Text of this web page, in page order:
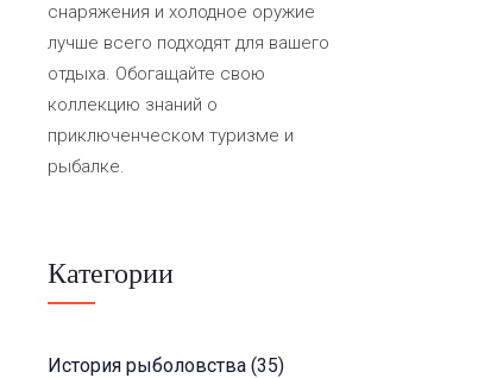
снаряжения и холодное оружие
лучше всего подходят для вашего
отдыха. Обогащайте свою
коллекцию знаний о
приключенческом туризме и
рыбалке.
Категории
История рыболовства (35)